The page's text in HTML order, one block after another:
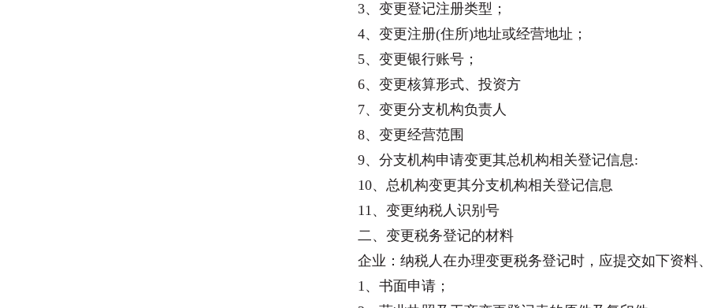
3、变更登记注册类型；
4、变更注册(住所)地址或经营地址；
5、变更银行账号；
6、变更核算形式、投资方
7、变更分支机构负责人
8、变更经营范围
9、分支机构申请变更其总机构相关登记信息:
10、总机构变更其分支机构相关登记信息
11、变更纳税人识别号
二、变更税务登记的材料
企业：纳税人在办理变更税务登记时，应提交如下资料
1、书面申请；